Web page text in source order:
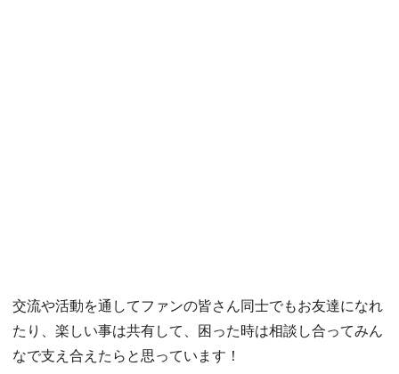
交流や活動を通してファンの皆さん同士でもお友達になれ
たり、楽しい事は共有して、困った時は相談し合ってみん
なで支え合えたらと思っています！